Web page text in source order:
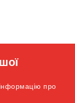
про